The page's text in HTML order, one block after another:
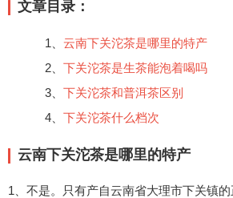
文章目录：
1、 云南下关沱茶是哪里的特产
2、 下关沱茶是生茶能泡着喝吗
3、 下关沱茶和普洱茶区别
4、 下关沱茶什么档次
云南下关沱茶是哪里的特产
1、不是。只有产自云南省大理市下关镇